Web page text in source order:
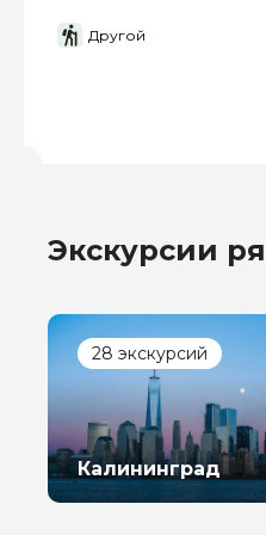
Другой
Экскурсии
28 экскурсий
Калининград